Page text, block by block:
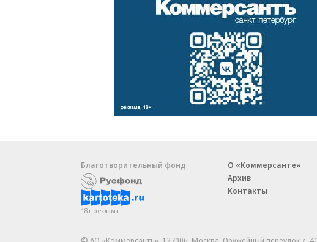
Благотворительный фонд
18+ реклама
О «Коммерсанте»
Архив
Контакты